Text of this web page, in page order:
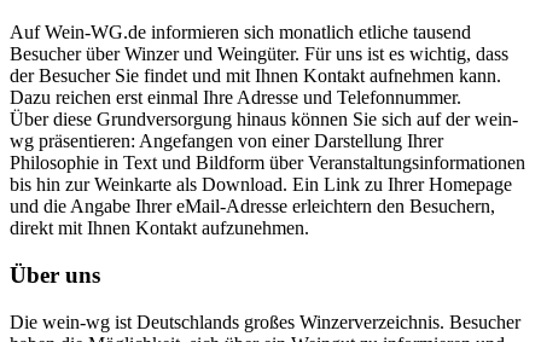
Auf Wein-WG.de informieren sich monatlich etliche tausend
Besucher über Winzer und Weingüter. Für uns ist es wichtig, dass
der Besucher Sie findet und mit Ihnen Kontakt aufnehmen kann.
Dazu reichen erst einmal Ihre Adresse und Telefonnummer.
Über diese Grundversorgung hinaus können Sie sich auf der wein-
wg präsentieren: Angefangen von einer Darstellung Ihrer
Philosophie in Text und Bildform über Veranstaltungsinformationen
bis hin zur Weinkarte als Download. Ein Link zu Ihrer Homepage
und die Angabe Ihrer eMail-Adresse erleichtern den Besuchern,
direkt mit Ihnen Kontakt aufzunehmen.
Über uns
Die wein-wg ist Deutschlands großes Winzerverzeichnis. Besucher